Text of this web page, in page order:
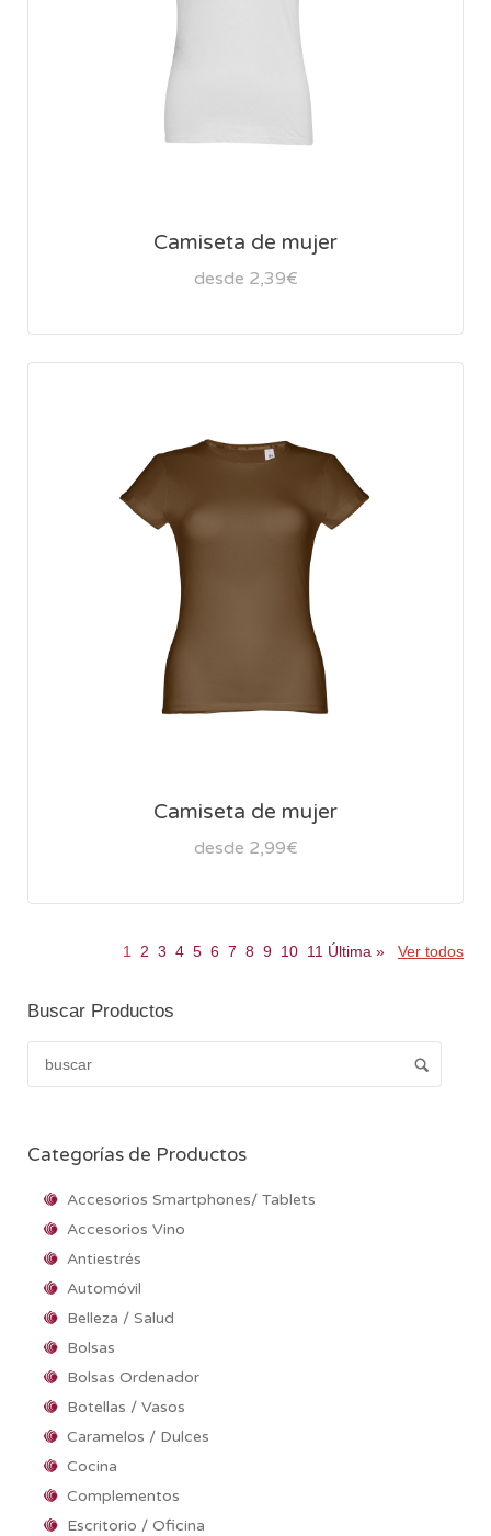
Camiseta de mujer
desde 2,39€
Camiseta de mujer
desde 2,99€
1 2 3 4 5 6 7 8 9 10 11 Última » Ver todos
Buscar Productos
Categorías de Productos
Accesorios Smartphones/ Tablets
Accesorios Vino
Antiestrés
Automóvil
Belleza / Salud
Bolsas
Bolsas Ordenador
Botellas / Vasos
Caramelos / Dulces
Cocina
Complementos
Escritorio / Oficina